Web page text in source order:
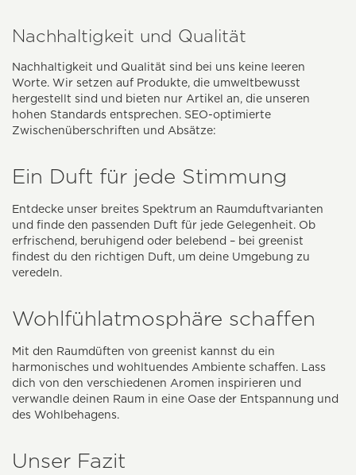
Nachhaltigkeit und Qualität
Nachhaltigkeit und Qualität sind bei uns keine leeren
Worte. Wir setzen auf Produkte, die umweltbewusst
hergestellt sind und bieten nur Artikel an, die unseren
hohen Standards entsprechen. SEO-optimierte
Zwischenüberschriften und Absätze:
Ein Duft für jede Stimmung
Entdecke unser breites Spektrum an Raumduftvarianten
und finde den passenden Duft für jede Gelegenheit. Ob
erfrischend, beruhigend oder belebend – bei greenist
findest du den richtigen Duft, um deine Umgebung zu
veredeln.
Wohlfühlatmosphäre schaffen
Mit den Raumdüften von greenist kannst du ein
harmonisches und wohltuendes Ambiente schaffen. Lass
dich von den verschiedenen Aromen inspirieren und
verwandle deinen Raum in eine Oase der Entspannung und
des Wohlbehagens.
Unser Fazit